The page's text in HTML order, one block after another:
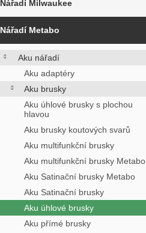
Nářadí Milwaukee
Nářadí Metabo
Aku nářadí
Aku adaptéry
Aku brusky
Aku úhlové brusky s plochou
hlavou
Aku brusky koutových svarů
Aku multifunkční brusky
Aku multifunkční brusky Metabo
Aku Satinační brusky Metabo
Aku Satinační brusky
Aku úhlové brusky
Aku přímé brusky